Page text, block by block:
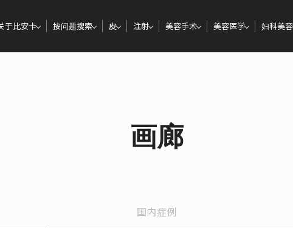
于比安卡 按问题搜索 皮 注射 美容手术 美容医学 妇科美容
画廊
国内症例